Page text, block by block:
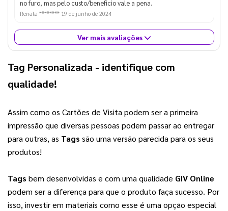
no furo, mas pelo custo/beneficio vale a pena.
Renata ******** 19 de junho de 2024
Ver mais avaliações
Tag Personalizada - identifique com
qualidade!
Assim como os Cartões de Visita podem ser a primeira
impressão que diversas pessoas podem passar ao entregar
para outras, as Tags são uma versão parecida para os seus
produtos!
Tags bem desenvolvidas e com uma qualidade GIV Online
podem ser a diferença para que o produto faça sucesso. Por
isso, investir em materiais como esse é uma opção especial